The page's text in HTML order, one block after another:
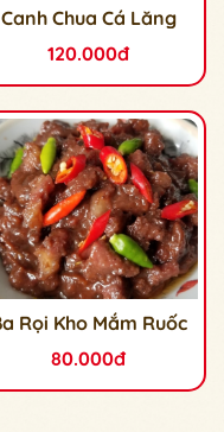
Canh Chua Cá Lăng
120.000đ
Rọi Kho Mắm Ruốc
80.000đ